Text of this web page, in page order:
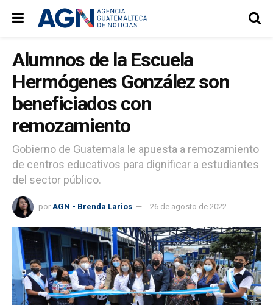
Alumnos de la Escuela
Hermógenes González son
beneficiados con
remozamiento
Gobierno de Guatemala le apuesta a remozamiento
de centros educativos para dignificar a estudiantes
del sector público.
por AGN - Brenda Larios 26 de agosto de 2022